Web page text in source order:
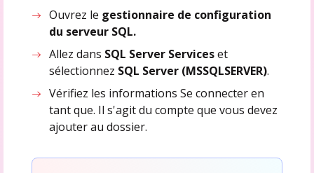
Ouvrez le gestionnaire de configuration
du serveur SQL.
Allez dans SQL Server Serviceset
sélectionnez SQL Server (MSSQLSERVER).
Vérifiez les informations Se connecter en
tant que. Il s'agit du compte que vous devez
ajouter au dossier.